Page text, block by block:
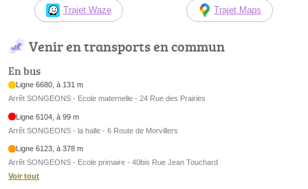
Trajet Waze Trajet Maps
Venir en transports en commun
En bus
Ligne 6680, à 131 m
Arrêt SONGEONS - Ecole maternelle - 24 Rue des Prairies
Ligne 6104, à 99 m
Arrêt SONGEONS - la halle - 6 Route de Morvillers
Ligne 6123, à 378 m
Arrêt SONGEONS - Ecole primaire - 40bis Rue Jean Touchard
Voir tout